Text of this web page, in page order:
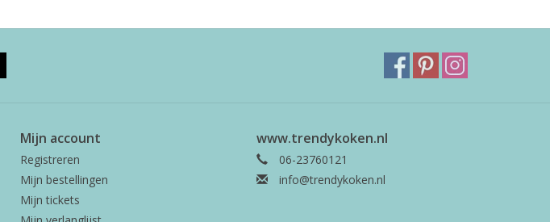
Mijn account
Registreren
Mijn bestellingen
Mijn tickets
www.trendykoken.nl
06-23760121
info@trendykoken.nl